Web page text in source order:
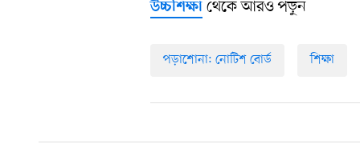
উচ্চশিক্ষা থেকে আরও পড়ুন
পড়াশোনা: নোটিশ বোর্ড শিক্ষা